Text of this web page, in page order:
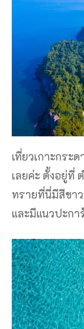
เที่ยวเกาะกระ
เลยค่ะ ตั้งอยู่ที่
ทรายที่นี่มีสีขาว
และมีแนวปะก